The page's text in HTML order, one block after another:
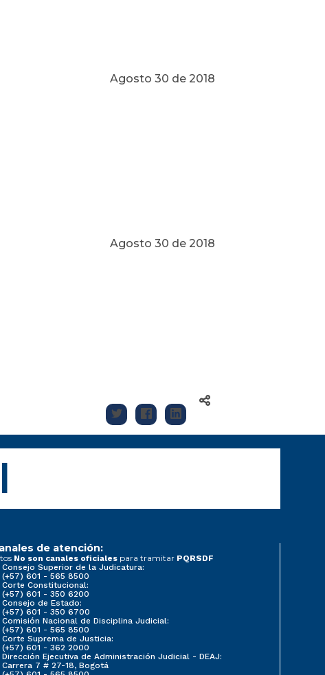
Agosto 30 de 2018
Agosto 30 de 2018
de atención:
No son canales oficiales para tramitar PQRSDF
Consejo Superior de la Judicatura:
(+57) 601 - 565 8500
Corte Constitucional:
(+57) 601 - 350 6200
Consejo de Estado:
(+57) 601 - 350 6700
Comisión Nacional de Disciplina Judicial:
(+57) 601 - 565 8500
Corte Suprema de Justicia:
(+57) 601 - 362 2000
Dirección Ejecutiva de Administración Judicial - DEAJ:
Carrera 7 # 27-18, Bogotá